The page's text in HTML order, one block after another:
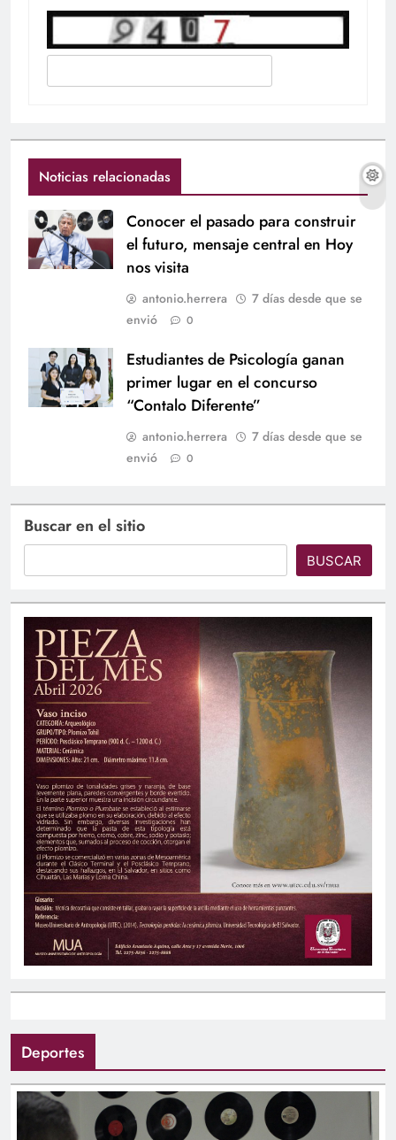
Noticias relacionadas
Conocer el pasado para construir
el futuro, mensaje central en Hoy
nos visita
antonio.herrera
7 días desde que se
envió
0
Estudiantes de Psicología ganan
primer lugar en el concurso
“Contalo Diferente”
antonio.herrera
7 días desde que se
envió
0
Buscar en el sitio
BUSCAR
Deportes